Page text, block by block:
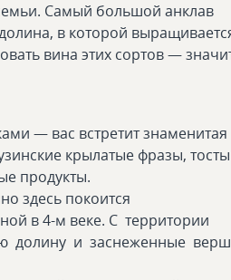
Самый большой анклав
в которой
вина этих сортов —
— вас встретит знаменитая
крылатые фразы,
продукты.
здесь покоится
в 4-м веке. С территории
долину и заснеженные